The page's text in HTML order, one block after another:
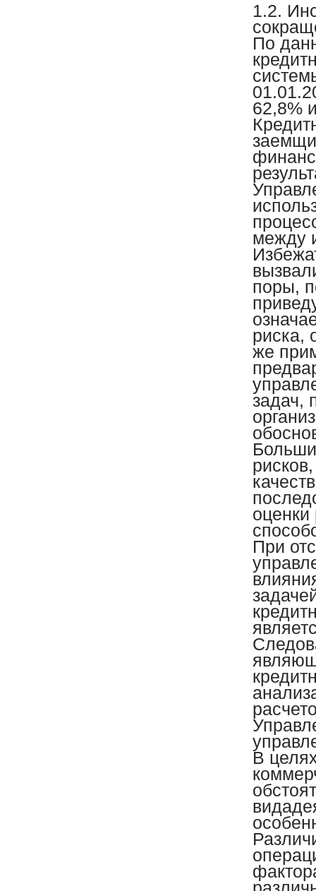
1.2.
По
62,8%
между
поры,
риска,
же
задач,
При
В